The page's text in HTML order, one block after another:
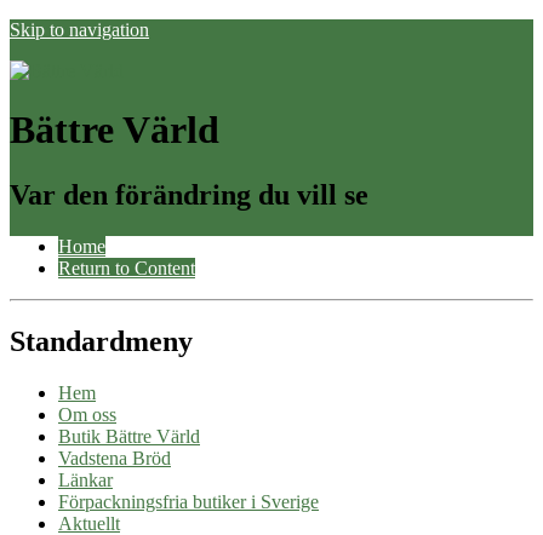
Skip to navigation
Bättre Värld
Var den förändring du vill se
Home
Return to Content
Standardmeny
Hem
Om oss
Butik Bättre Värld
Vadstena Bröd
Länkar
Förpackningsfria butiker i Sverige
Aktuellt